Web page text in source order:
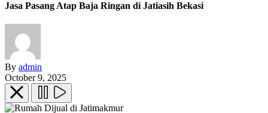
Jasa Pasang Atap Baja Ringan di Jatiasih Bekasi
By admin
October 9, 2025